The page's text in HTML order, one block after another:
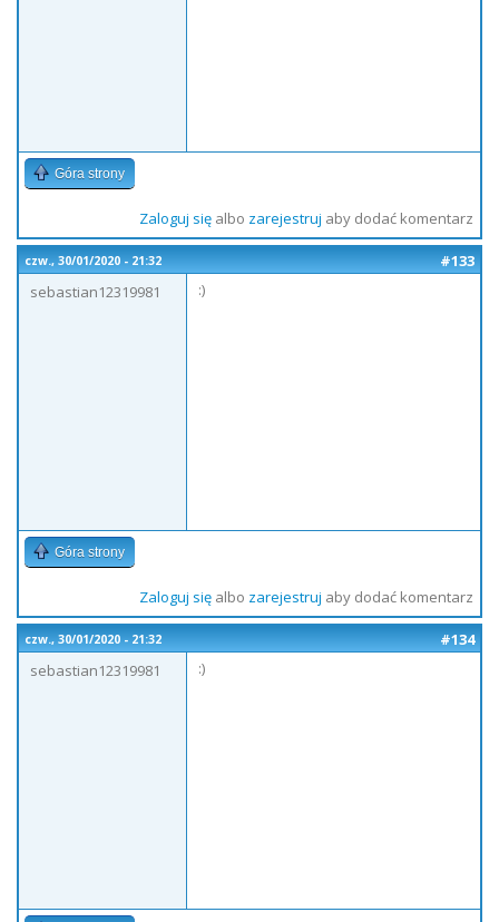
Góra strony
Zaloguj sięalbo zarejestruj aby dodać komentarz
czw., 30/01/2020 - 21:32
#133
sebastian12319981
:)
Góra strony
Zaloguj sięalbo zarejestruj aby dodać komentarz
czw., 30/01/2020 - 21:32
#134
sebastian12319981
:)